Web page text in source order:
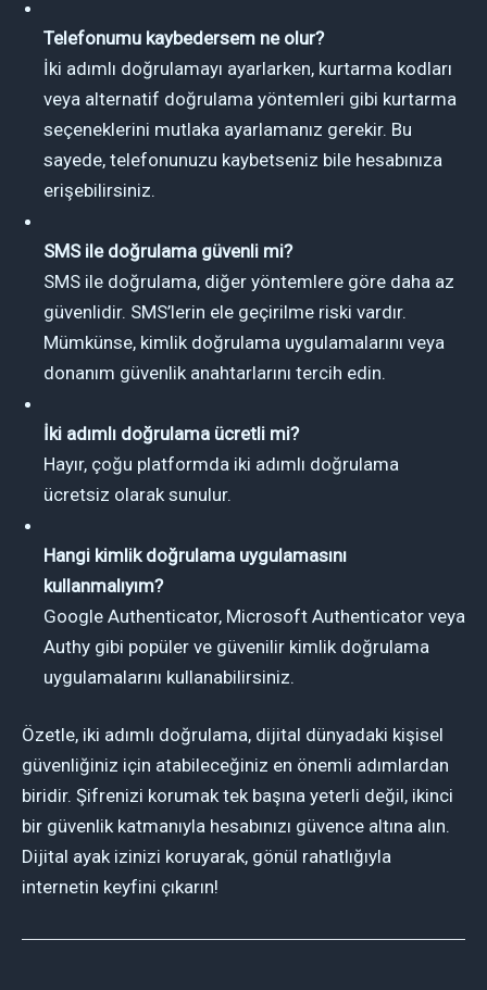
Telefonumu kaybedersem ne olur?
İki adımlı doğrulamayı ayarlarken, kurtarma kodları
veya alternatif doğrulama yöntemleri gibi kurtarma
seçeneklerini mutlaka ayarlamanız gerekir. Bu
sayede, telefonunuzu kaybetseniz bile hesabınıza
erişebilirsiniz.
SMS ile doğrulama güvenli mi?
SMS ile doğrulama, diğer yöntemlere göre daha az
güvenlidir. SMS’lerin ele geçirilme riski vardır.
Mümkünse, kimlik doğrulama uygulamalarını veya
donanım güvenlik anahtarlarını tercih edin.
İki adımlı doğrulama ücretli mi?
Hayır, çoğu platformda iki adımlı doğrulama
ücretsiz olarak sunulur.
Hangi kimlik doğrulama uygulamasını
kullanmalıyım?
Google Authenticator, Microsoft Authenticator veya
Authy gibi popüler ve güvenilir kimlik doğrulama
uygulamalarını kullanabilirsiniz.
Özetle, iki adımlı doğrulama, dijital dünyadaki kişisel
güvenliğiniz için atabileceğiniz en önemli adımlardan
biridir. Şifrenizi korumak tek başına yeterli değil, ikinci
bir güvenlik katmanıyla hesabınızı güvence altına alın.
Dijital ayak izinizi koruyarak, gönül rahatlığıyla
internetin keyfini çıkarın!